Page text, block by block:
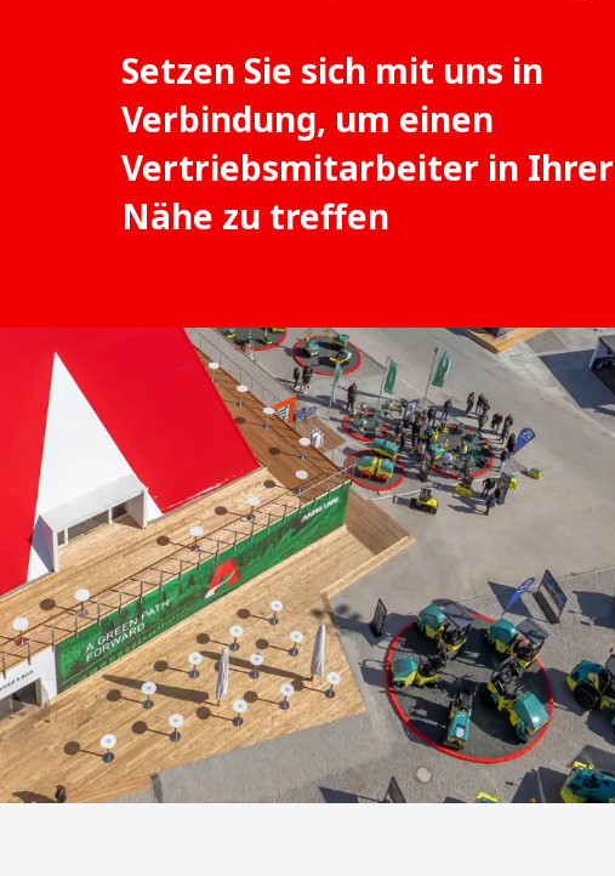
Setzen Sie sich mit uns in
Verbindung, um einen
Vertriebsmitarbeiter in Ihrer
Nähe zu treffen